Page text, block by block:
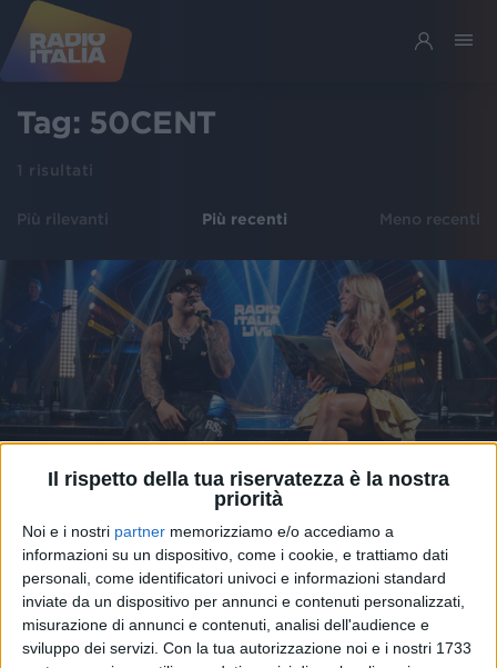
Il rispetto della tua riservatezza è la nostra
priorità
Noi e i nostri partner memorizziamo e/o accediamo a
informazioni su un dispositivo, come i cookie, e trattiamo dati
personali, come identificatori univoci e informazioni standard
inviate da un dispositivo per annunci e contenuti personalizzati,
misurazione di annunci e contenuti, analisi dell'audience e
sviluppo dei servizi. Con la tua autorizzazione noi e i nostri 1733
Tag: 50CENT
1 risultati
Più rilevanti Più recenti Meno recenti
Geolier - Phantom (Radio Italia Live
20/02/26)